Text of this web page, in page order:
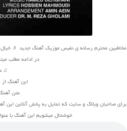
مخاطبین محترم رسانه ی نفیس موزیک آهنگ جدید ♬ خیال کامران
در ادامه مطلب
♫
این آهنگ
متن
برای صاحبان وبلاگ و سایت که تمایل به پخش آنلاین این
خوشحال میشویم این آهنگ با